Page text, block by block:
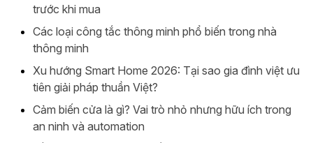
trước khi mua
Các loại công tắc thông minh phổ biến trong nhà
thông minh
Xu hướng Smart Home 2026: Tại sao gia đình việt ưu
tiên giải pháp thuần Việt?
Cảm biến cửa là gì? Vai trò nhỏ nhưng hữu ích trong
an ninh và automation